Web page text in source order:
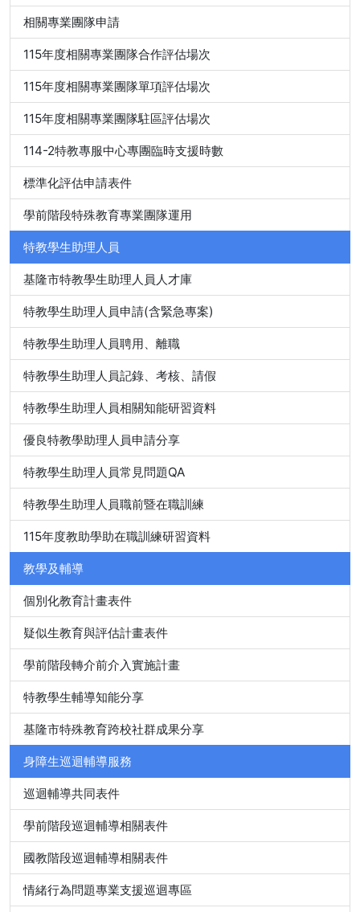
相關專業團隊申請
115年度相關專業團隊合作評估場次
115年度相關專業團隊單項評估場次
115年度相關專業團隊駐區評估場次
114-2特教專服中心專團臨時支援時數
標準化評估申請表件
學前階段特殊教育專業團隊運用
特教學生助理人員
基隆市特教學生助理人員人才庫
特教學生助理人員申請(含緊急專案)
特教學生助理人員聘用、離職
特教學生助理人員記錄、考核、請假
特教學生助理人員相關知能研習資料
優良特教學助理人員申請分享
特教學生助理人員常見問題QA
特教學生助理人員職前暨在職訓練
115年度教助學助在職訓練研習資料
教學及輔導
個別化教育計畫表件
疑似生教育與評估計畫表件
學前階段轉介前介入實施計畫
特教學生輔導知能分享
基隆市特殊教育跨校社群成果分享
身障生巡迴輔導服務
巡迴輔導共同表件
學前階段巡迴輔導相關表件
國教階段巡迴輔導相關表件
情緒行為問題專業支援巡迴專區